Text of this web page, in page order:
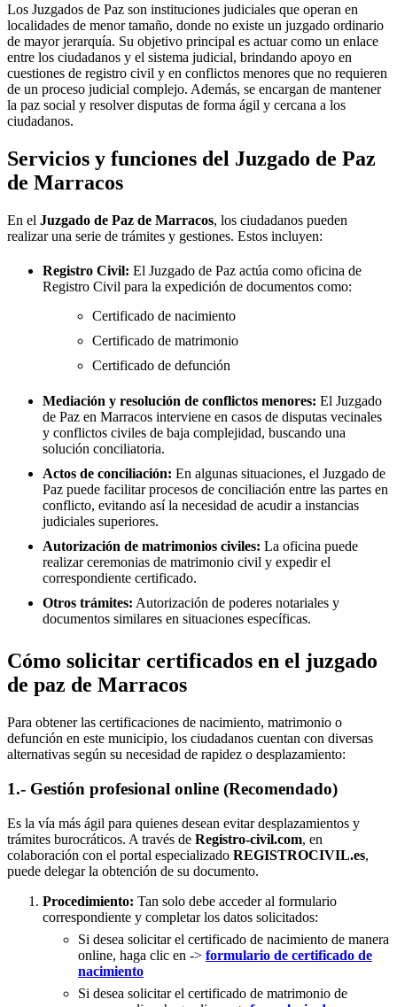
Los Juzgados de Paz son instituciones judiciales que operan en
localidades de menor tamaño, donde no existe un juzgado ordinario
de mayor jerarquía. Su objetivo principal es actuar como un enlace
entre los ciudadanos y el sistema judicial, brindando apoyo en
cuestiones de registro civil y en conflictos menores que no requieren
de un proceso judicial complejo. Además, se encargan de mantener
la paz social y resolver disputas de forma ágil y cercana a los
ciudadanos.
Servicios y funciones del Juzgado de Paz
de Marracos
En el Juzgado de Paz de Marracos, los ciudadanos pueden
realizar una serie de trámites y gestiones. Estos incluyen:
Registro Civil: El Juzgado de Paz actúa como oficina de
Registro Civil para la expedición de documentos como:
Certificado de nacimiento
Certificado de matrimonio
Certificado de defunción
Mediación y resolución de conflictos menores: El Juzgado
de Paz en Marracos interviene en casos de disputas vecinales
y conflictos civiles de baja complejidad, buscando una
solución conciliatoria.
Actos de conciliación: En algunas situaciones, el Juzgado de
Paz puede facilitar procesos de conciliación entre las partes en
conflicto, evitando así la necesidad de acudir a instancias
judiciales superiores.
Autorización de matrimonios civiles: La oficina puede
realizar ceremonias de matrimonio civil y expedir el
correspondiente certificado.
Otros trámites: Autorización de poderes notariales y
documentos similares en situaciones específicas.
Cómo solicitar certificados en el juzgado
de paz de Marracos
Para obtener las certificaciones de nacimiento, matrimonio o
defunción en este municipio, los ciudadanos cuentan con diversas
alternativas según su necesidad de rapidez o desplazamiento:
1.- Gestión profesional online (Recomendado)
Es la vía más ágil para quienes desean evitar desplazamientos y
trámites burocráticos. A través de Registro-civil.com, en
colaboración con el portal especializado REGISTROCIVIL.es,
puede delegar la obtención de su documento.
Procedimiento: Tan solo debe acceder al formulario
correspondiente y completar los datos solicitados:
Si desea solicitar el certificado de nacimiento de manera
online, haga clic en -> formulario de certificado de
nacimiento
Si desea solicitar el certificado de matrimonio de